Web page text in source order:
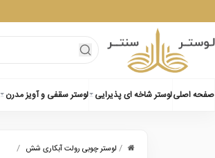
صفحه اصلیلوستر شاخه ای پذیرایی لوستر سقفی و آویز مدرن
/ لوستر چوبی رولت آبکاری شش /